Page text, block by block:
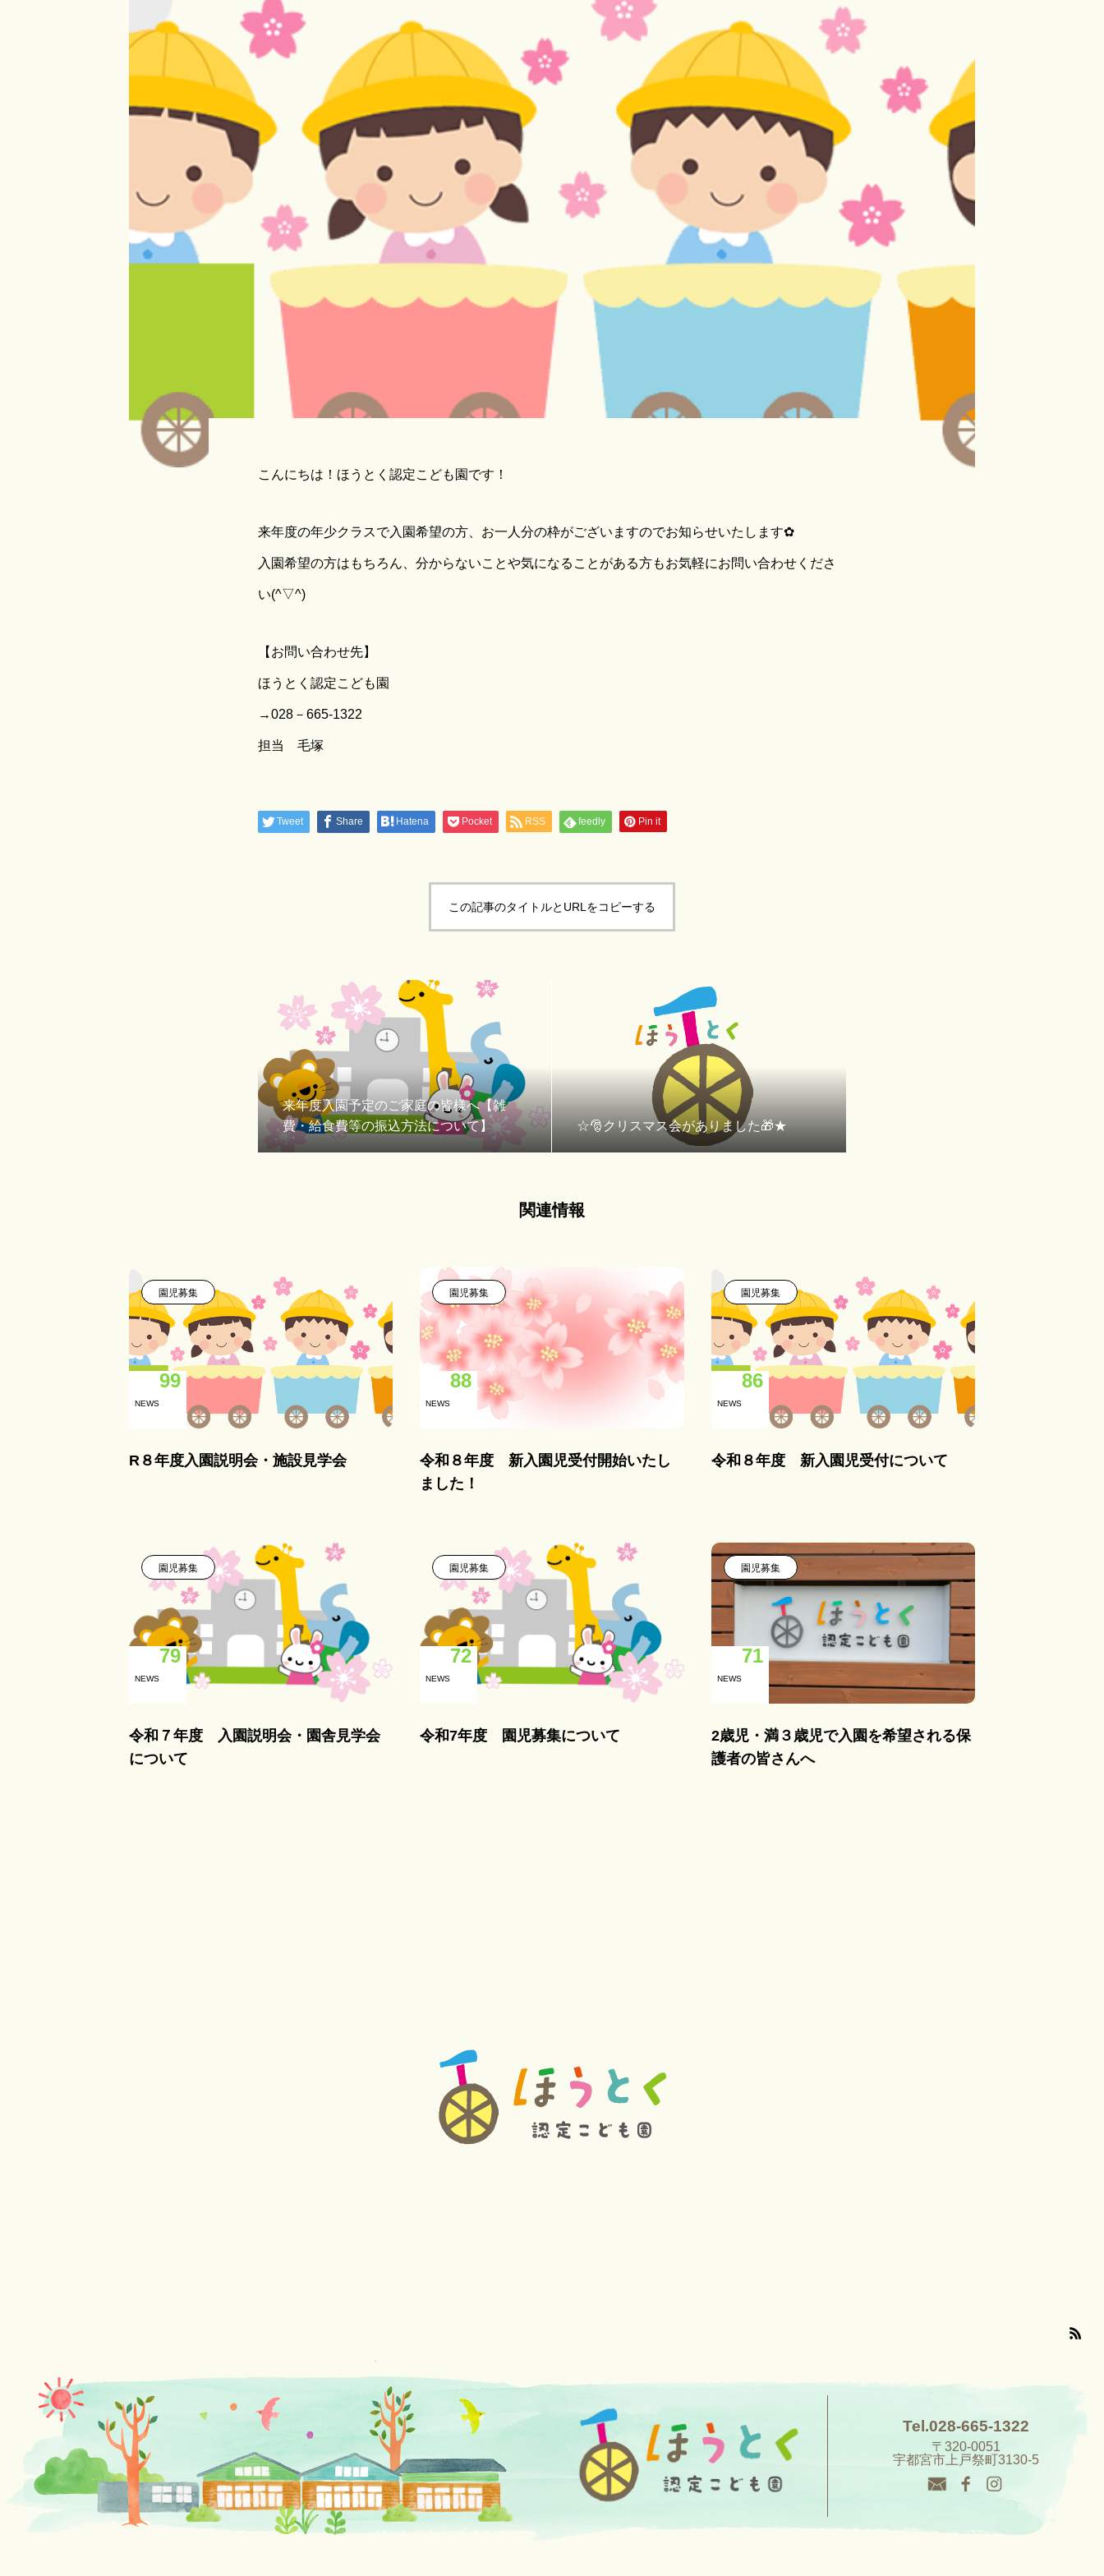
こんにちは！ほうとく認定こども園です！
来年度の年少クラスで入園希望の方、お一人分の枠がございますのでお知らせいたします✿
入園希望の方はもちろん、分からないことや気になることがある方もお気軽にお問い合わせくださ
い(^▽^)
【お問い合わせ先】
ほうとく認定こども園
→028－665-1322
担当 毛塚
Tweet Share Hatena Pocket RSS feedly Pin it
この記事のタイトルとURLをコピーする
来年度入園予定のご家庭の皆様へ【雑
費・給食費等の振込方法について】
☆🎅クリスマス会がありました🎁★
関連情報
園児募集
NEWS
99
R８年度入園説明会・施設見学会
園児募集
NEWS
88
令和８年度 新入園児受付開始いたし
ました！
園児募集
NEWS
86
令和８年度 新入園児受付について
園児募集
NEWS
79
令和７年度 入園説明会・園舎見学会
について
園児募集
NEWS
72
令和7年度 園児募集について
園児募集
NEWS
71
2歳児・満３歳児で入園を希望される保
護者の皆さんへ
Tel.028-665-1322
〒320-0051
宇都宮市上戸祭町3130-5